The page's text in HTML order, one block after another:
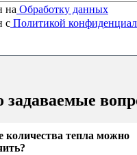
на Обработку данных
c Политикой
задаваемые
количества тепла можно